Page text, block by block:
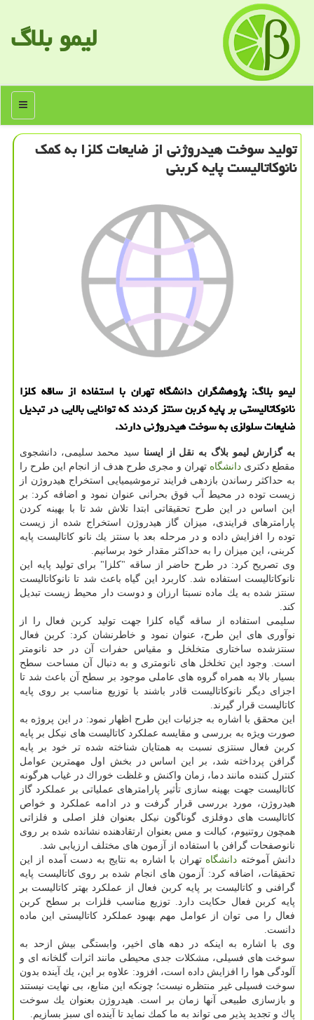
لیمو بلاگ
منو
تولید سوخت هیدروژنی از ضایعات كلزا به كمك
نانوكاتالیست پایه كربنی
لیمو بلاگ: پژوهشگران دانشگاه تهران با استفاده از ساقه كلزا
نانوكاتالیستی بر پایه كربن سنتز كردند كه توانایی بالایی در تبدیل
ضایعات سلولزی به سوخت هیدروژنی دارند.
به گزارش لیمو بلاگ به نقل از ایسنا سید محمد سلیمی، دانشجوی
مقطع دكتری دانشگاه تهران و مجری طرح هدف از انجام این طرح را
به حداكثر رساندن بازدهی فرایند ترموشیمیایی استخراج هیدروژن از
زیست توده در محیط آب فوق بحرانی عنوان نمود و اضافه كرد: بر
این اساس در این طرح تحقیقاتی ابتدا تلاش شد تا با بهینه كردن
پارامترهای فرایندی، میزان گاز هیدروژن استخراج شده از زیست
توده را افزایش داده و در مرحله بعد با سنتز یك نانو كاتالیست پایه
كربنی، این میزان را به حداكثر مقدار خود برسانیم.
وی تصریح كرد: در طرح حاضر از ساقه "كلزا" برای تولید پایه این
نانوكاتالیست استفاده شد. كاربرد این گیاه باعث شد تا نانوكاتالیست
سنتز شده به یك ماده نسبتا ارزان و دوست دار محیط زیست تبدیل
كند.
سلیمی استفاده از ساقه گیاه كلزا جهت تولید كربن فعال را از
نوآوری های این طرح، عنوان نمود و خاطرنشان كرد: كربن فعال
سنتزشده ساختاری متخلخل و مقیاس حفرات آن در حد نانومتر
است. وجود این تخلخل های نانومتری و به دنبال آن مساحت سطح
بسیار بالا به همراه گروه های عاملی موجود بر سطح آن باعث شد تا
اجزای دیگر نانوكاتالیست قادر باشند با توزیع مناسب بر روی پایه
كاتالیست قرار گیرند.
این محقق با اشاره به جزئیات این طرح اظهار نمود: در این پروژه به
صورت ویژه به بررسی و مقایسه عملكرد كاتالیست های نیكل بر پایه
كربن فعال سنتزی نسبت به همتایان شناخته شده تر خود بر پایه
گرافن پرداخته شد، بر این اساس در بخش اول مهمترین عوامل
كنترل كننده مانند دما، زمان واكنش و غلظت خوراك در غیاب هرگونه
كاتالیست جهت بهینه سازی تأثیر پارامترهای عملیاتی بر عملكرد گاز
هیدروژن، مورد بررسی قرار گرفت و در ادامه عملكرد و خواص
كاتالیست های دوفلزی گوناگون نیكل بعنوان فلز اصلی و فلزاتی
همچون روتنیوم، كبالت و مس بعنوان ارتقادهنده نشانده شده بر روی
نانوصفحات گرافن با استفاده از آزمون های مختلف ارزیابی شد.
دانش آموخته دانشگاه تهران با اشاره به نتایج به دست آمده از این
تحقیقات، اضافه كرد: آزمون های انجام شده بر روی كاتالیست پایه
گرافنی و كاتالیست بر پایه كربن فعال از عملكرد بهتر كاتالیست بر
پایه كربن فعال حكایت دارد. توزیع مناسب فلزات بر سطح كربن
فعال را می توان از عوامل مهم بهبود عملكرد كاتالیستی این ماده
دانست.
وی با اشاره به اینكه در دهه های اخیر، وابستگی بیش ازحد به
سوخت های فسیلی، مشكلات جدی محیطی مانند اثرات گلخانه ای و
آلودگی هوا را افزایش داده است، افزود: علاوه بر این، یك آینده بدون
سوخت فسیلی غیر منتظره نیست؛ چونكه این منابع، بی نهایت نیستند
و بازسازی طبیعی آنها زمان بر است. هیدروژن بعنوان یك سوخت
پاك و تجدید پذیر می تواند به ما كمك نماید تا آینده ای سبز بسازیم.